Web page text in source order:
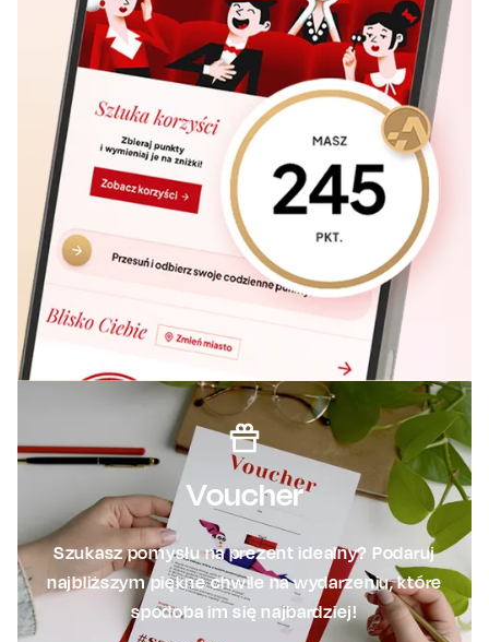
Voucher
Szukasz pomysłu na prezent idealny? Podaruj
najbliższym piękne chwile na wydarzeniu, które
spodoba im się najbardziej!